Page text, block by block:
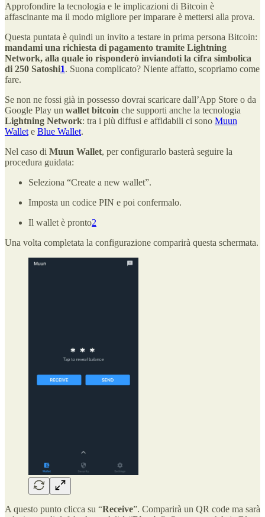
Approfondire la tecnologia e le implicazioni di Bitcoin è
affascinante ma il modo migliore per imparare è mettersi alla prova.
Questa puntata è quindi un invito a testare in prima persona Bitcoin:
mandami una richiesta di pagamento tramite Lightning
Network, alla quale io risponderò inviandoti la cifra simbolica
di 250 Satoshi1. Suona complicato? Niente affatto, scopriamo come
fare.
Se non ne fossi già in possesso dovrai scaricare dall’App Store o da
Google Play un wallet bitcoin che supporti anche la tecnologia
Lightning Network: tra i più diffusi e affidabili ci sono Muun
Wallet e Blue Wallet.
Nel caso di Muun Wallet, per configurarlo basterà seguire la
procedura guidata:
Seleziona “Create a new wallet”.
Imposta un codice PIN e poi confermalo.
Il wallet è pronto2
Una volta completata la configurazione comparirà questa schermata.
A questo punto clicca su “Receive”. Comparirà un QR code ma sarà